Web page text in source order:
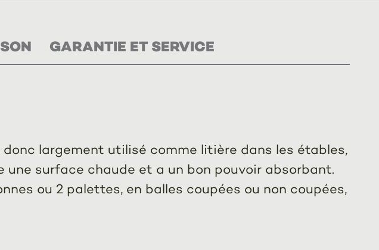
GARANTIE ET SERVICE
largement utilisé comme litière dans les étables,
surface chaude et a un bon pouvoir absorbant.
ou 2 palettes, en balles coupées ou non coupées,